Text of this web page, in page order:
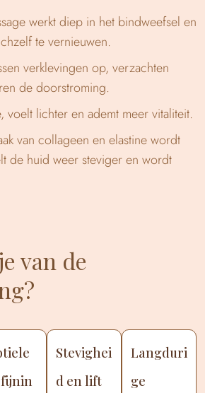
werkt diep in het bindweefsel en
te vernieuwen.
verklevingen op, verzachten
de doorstroming.
voelt lichter en ademt meer vitaliteit.
van collageen en elastine wordt
de huid weer steviger en wordt
van de
Stevighei
d en lift
Langduri
ge